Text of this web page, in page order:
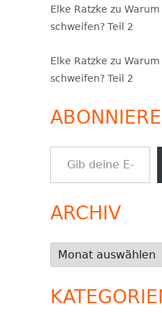
Elke Ratzke zuWarum
schweifen? Teil 2
Elke Ratzke zuWarum
schweifen? Teil 2
Gib deine E-Mail-Adresse ein ...
ARCHIV
Archiv